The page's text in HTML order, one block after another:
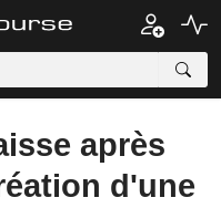
après
d'une